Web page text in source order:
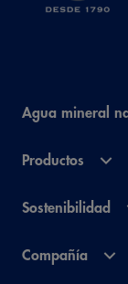
Agua mineral
Productos
Sostenibilidad
Compañía